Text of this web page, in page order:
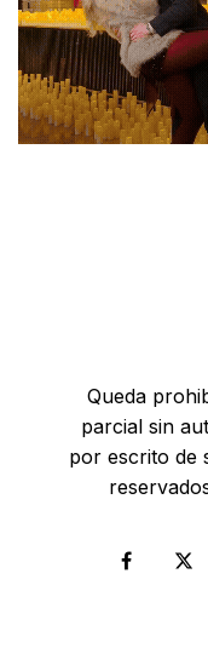
Queda
parcial sin
por escrito de